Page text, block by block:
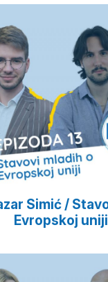
Simić /
Evropskoj uniji